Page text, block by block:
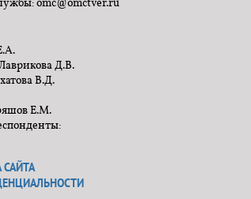
omc@omctver.ru
Д.В.
В.Д.
Е.М.
САЙТА